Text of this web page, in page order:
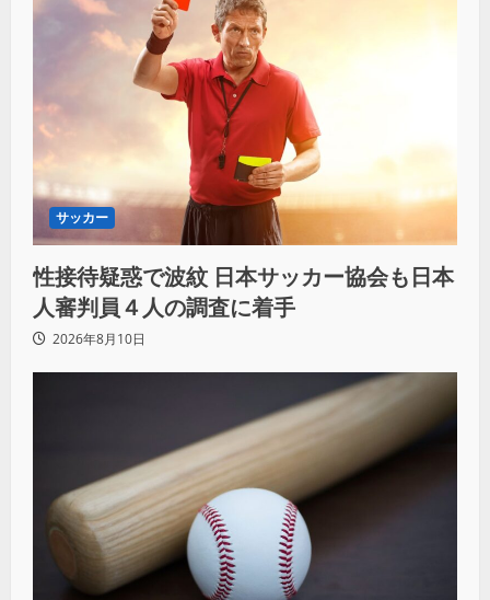
サッカー
性接待疑惑で波紋 日本サッカー協会も日本
人審判員４人の調査に着手
2026年8月10日